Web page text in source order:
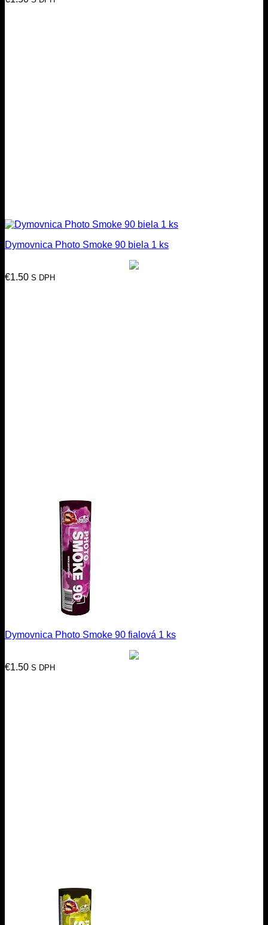
Dymovnica Photo Smoke 90 biela 1 ks
€1.50 S DPH
Dymovnica Photo Smoke 90 fialová 1 ks
€1.50 S DPH